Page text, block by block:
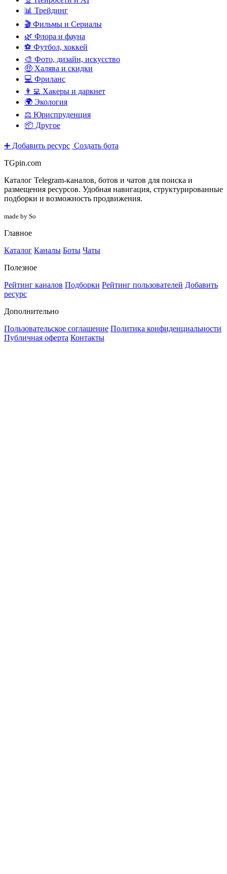
📊 Трейдинг
🎬 Фильмы и Сериалы
🌿 Флора и фауна
⚽ Футбол, хоккей
🎨 Фото, дизайн, искусство
🤑 Халява и скидки
💻 Фриланс
👨‍💻 Хакеры и даркнет
🌍 Экология
⚖️ Юриспруденция
📦 Другое
➕ Добавить ресурс Создать бота
TGpin.com
Каталог Telegram-каналов, ботов и чатов для поиска и
размещения ресурсов. Удобная навигация, структурированные
подборки и возможность продвижения.
made by So
Главное
Каталог Каналы Боты Чаты
Полезное
Рейтинг каналов Подборки Рейтинг пользователей Добавить
ресурс
Дополнительно
Пользовательское соглашение Политика конфиденциальности
Публичная оферта Контакты